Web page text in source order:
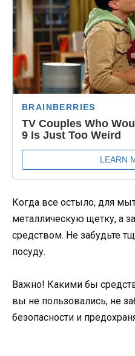
Когда все остыло, для
металлическую щетку,
средством. Не забудьте
посуду.
Важно! Какими бы
вы не пользовались, не
безопасности и